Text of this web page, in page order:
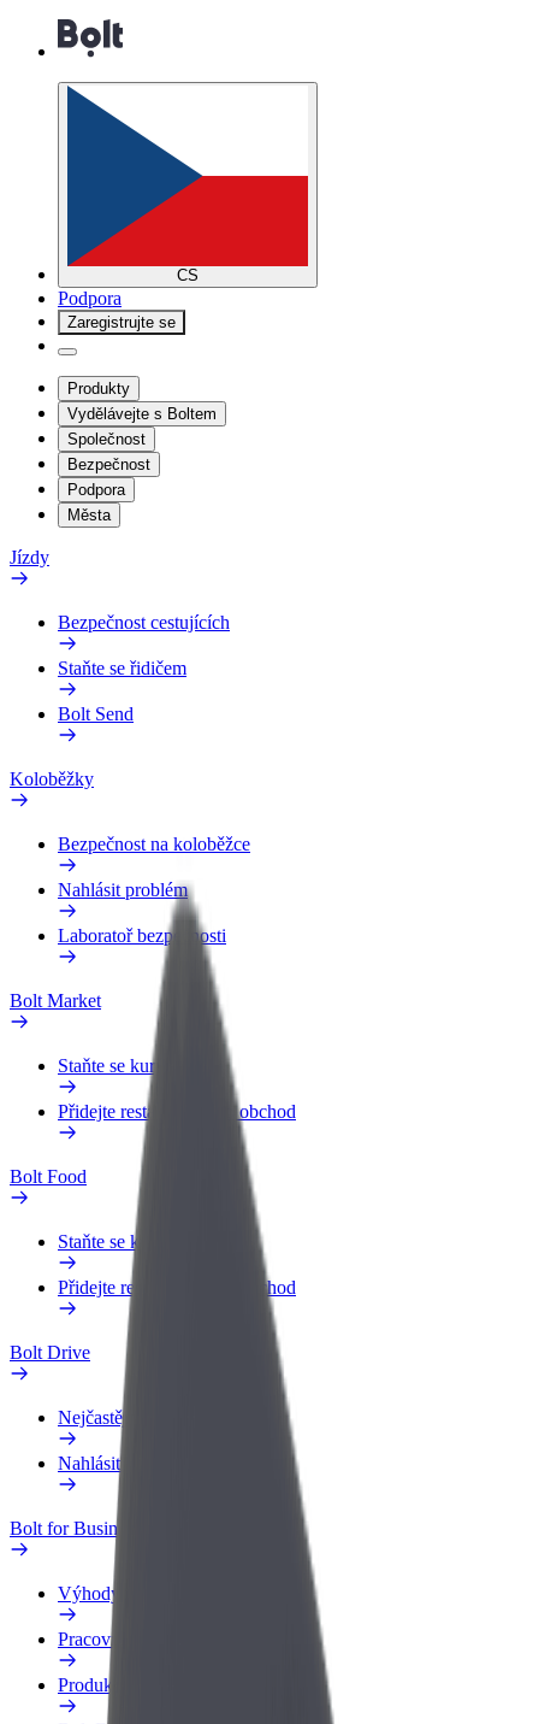
CS
Podpora
Zaregistrujte se
Produkty
Vydělávejte s Boltem
Společnost
Bezpečnost
Podpora
Města
Jízdy
Bezpečnost cestujících
Staňte se řidičem
Bolt Send
Koloběžky
Bezpečnost na koloběžce
Nahlásit problém
Laboratoř bezpečnosti
Bolt Market
Staňte se kurýrem
Přidejte restauraci nebo obchod
Bolt Food
Staňte se kurýrem
Přidejte restauraci nebo obchod
Bolt Drive
Nejčastější otázky
Nahlásit vozidlo
Bolt for Business
Výhody
Pracovní profil
Produkty